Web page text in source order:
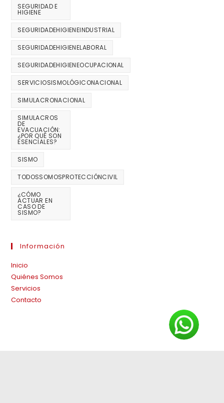
SEGURIDAD E
HIGIENE
SEGURIDADEHIGIENEINDUSTRIAL
SEGURIDADEHIGIENELABORAL
SEGURIDADEHIGIENEOCUPACIONAL
SERVICIOSISMOLÓGICONACIONAL
SIMULACRONACIONAL
SIMULACROS
DE
EVACUACIÓN:
¿POR QUÉ SON
ESENCIALES?
SISMO
TODOSSOMOSPROTECCIÓNCIVIL
¿CÓMO
ACTUAR EN
CASO DE
SISMO?
Información
Inicio
Quiénes Somos
Servicios
Contacto